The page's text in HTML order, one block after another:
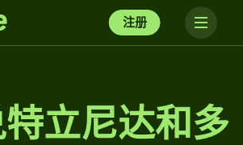
注册
特立尼达和多